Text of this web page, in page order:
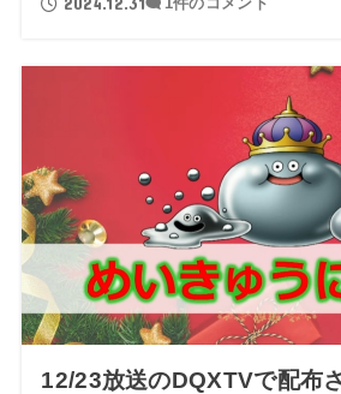
1件のコメント
12/23放送のDQXTVで配布